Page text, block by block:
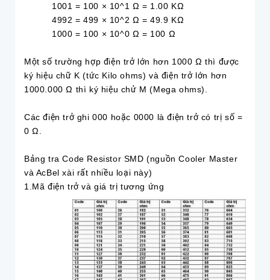
1001 = 100 × 10^1 Ω = 1.00 KΩ
4992 = 499 × 10^2 Ω = 49.9 KΩ
1000 = 100 × 10^0 Ω = 100 Ω
Một số trường hợp điện trở lớn hơn 1000 Ω thì được
ký hiệu chữ K (tức Kilo ohms) và điện trở lớn hơn
1000.000 Ω thì ký hiệu chử M (Mega ohms).
Các điện trở ghi 000 hoặc 0000 là điện trở có trị số =
0 Ω.
Bảng tra Code Resistor SMD (nguồn Cooler Master
và AcBel xài rất nhiều loại này)
1.Mã điện trở và giá trị tương ứng